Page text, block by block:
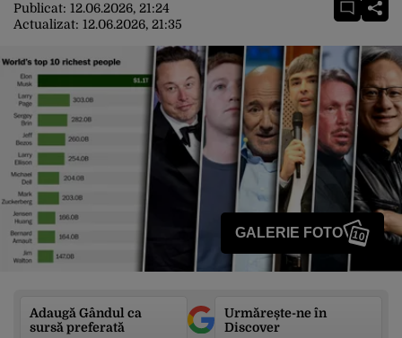
Publicat: 12.06.2026, 21:24
Actualizat: 12.06.2026, 21:35
GALERIE FOTO 10
Adaugă Gândul ca
sursă preferată
Urmărește-ne în
Discover